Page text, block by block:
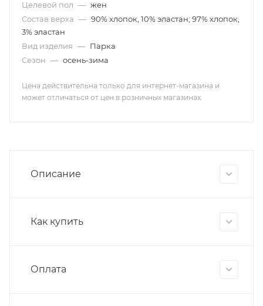
Целевой пол — жен
Состав верха — 90% хлопок, 10% эластан; 97% хлопок,
3% эластан
Вид изделия — Парка
Сезон — осень-зима
Цена действительна только для интернет-магазина и
может отличаться от цен в розничных магазинах
Описание
Как купить
Оплата